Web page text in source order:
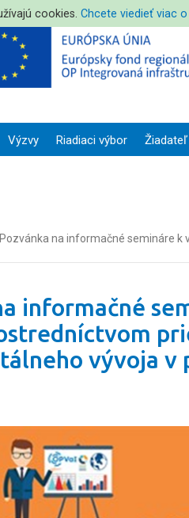
cookies. Chcete viedieť viac
Výzvy Riadiaci výbor
Pozvánka na informačné semináre k
informačné
vývoja v